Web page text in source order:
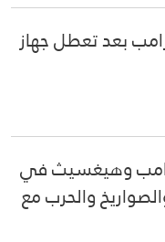
بعد تعطل جهاز
وهيغسيث في
والحرب مع